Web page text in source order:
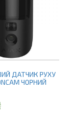
ДАТЧИК РУХУ
ЧОРНИЙ